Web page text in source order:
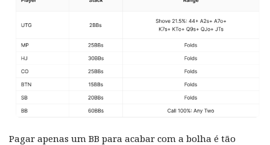
Pagar apenas um BB para acabar com a bolha é tão